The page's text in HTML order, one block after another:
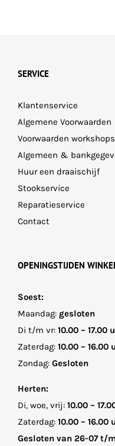
SERVICE
Klantenservice
Algemene Voorwaarden
Voorwaarden workshops
Algemeen &
Huur een draaischijf
Stookservice
Reparatieservice
Contact
OPENINGSTIJDEN
Soest:
Maandag: gesloten
Di t/m vr: 10.00 – 17.00
Zaterdag: 10.00 – 16.00
Zondag: Gesloten
Herten:
Di, woe, vrij: 10.00 –
Zaterdag: 10.00 – 16.00
Gesloten van 26-07 t/